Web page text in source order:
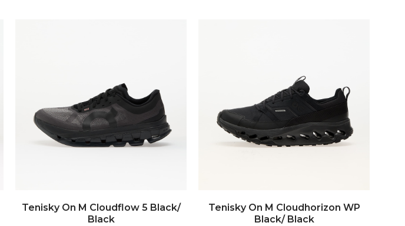
Tenisky On M Cloudflow 5 Black/
Black
Tenisky On M Cloudhorizon WP
Black/ Black